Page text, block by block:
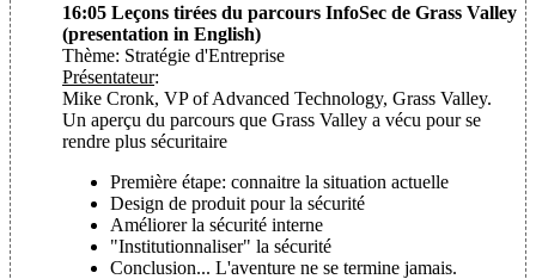
16:05 Leçons tirées du parcours InfoSec de Grass Valley
(presentation in English)
Thème: Stratégie d'Entreprise
Présentateur:
Mike Cronk, VP of Advanced Technology, Grass Valley.
Un aperçu du parcours que Grass Valley a vécu pour se
rendre plus sécuritaire
Première étape: connaitre la situation actuelle
Design de produit pour la sécurité
Améliorer la sécurité interne
"Institutionnaliser" la sécurité
Conclusion... L'aventure ne se termine jamais.